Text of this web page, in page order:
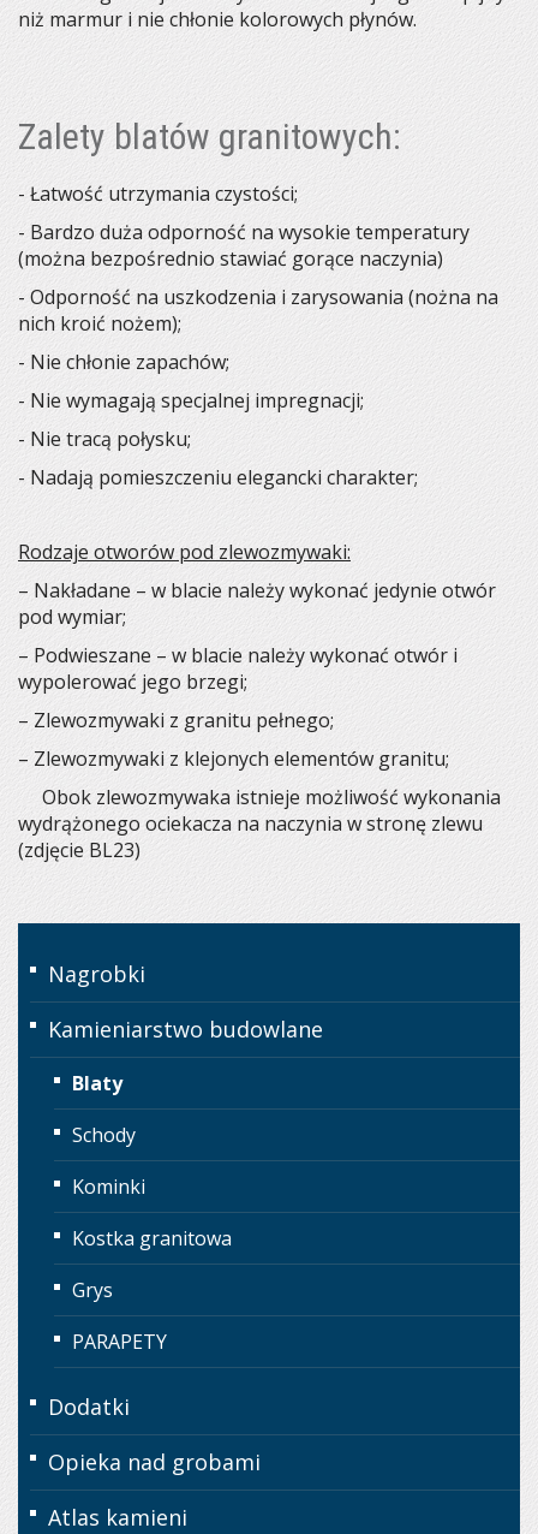
niż marmur i nie chłonie kolorowych płynów.
Zalety blatów granitowych:
- Łatwość utrzymania czystości;
- Bardzo duża odporność na wysokie temperatury
(można bezpośrednio stawiać gorące naczynia)
- Odporność na uszkodzenia i zarysowania (nożna na
nich kroić nożem);
- Nie chłonie zapachów;
- Nie wymagają specjalnej impregnacji;
- Nie tracą połysku;
- Nadają pomieszczeniu elegancki charakter;
Rodzaje otworów pod zlewozmywaki:
– Nakładane – w blacie należy wykonać jedynie otwór
pod wymiar;
– Podwieszane – w blacie należy wykonać otwór i
wypolerować jego brzegi;
– Zlewozmywaki z granitu pełnego;
– Zlewozmywaki z klejonych elementów granitu;
Obok zlewozmywaka istnieje możliwość wykonania
wydrążonego ociekacza na naczynia w stronę zlewu
(zdjęcie BL23)
Nagrobki
Kamieniarstwo budowlane
Blaty
Schody
Kominki
Kostka granitowa
Grys
PARAPETY
Dodatki
Opieka nad grobami
Atlas kamieni